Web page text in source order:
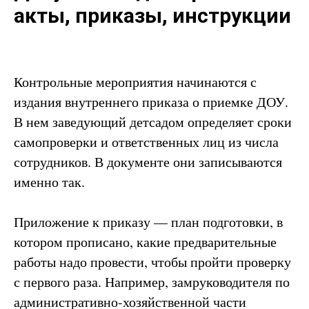
акты, приказы, инструкции
Контрольные мероприятия начинаются с
издания внутреннего приказа о приемке ДОУ.
В нем заведующий детсадом определяет сроки
самопроверки и ответственных лиц из числа
сотрудников. В документе они записываются
именно так.
Приложение к приказу — план подготовки, в
котором прописано, какие предварительные
работы надо провести, чтобы пройти проверку
с первого раза. Например, замруководителя по
административно-хозяйственной части